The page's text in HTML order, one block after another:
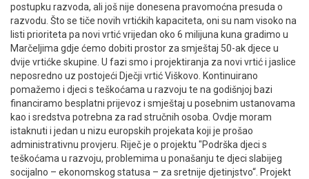
postupku razvoda, ali još nije donesena pravomoćna presuda o
razvodu. Što se tiče novih vrtićkih kapaciteta, oni su nam visoko na
listi prioriteta pa novi vrtić vrijedan oko 6 milijuna kuna gradimo u
Marčeljima gdje ćemo dobiti prostor za smještaj 50-ak djece u
dvije vrtićke skupine. U fazi smo i projektiranja za novi vrtić i jaslice
neposredno uz postojeći Dječji vrtić Viškovo. Kontinuirano
pomažemo i djeci s teškoćama u razvoju te na godišnjoj bazi
financiramo besplatni prijevoz i smještaj u posebnim ustanovama
kao i sredstva potrebna za rad stručnih osoba. Ovdje moram
istaknuti i jedan u nizu europskih projekata koji je prošao
administrativnu provjeru. Riječ je o projektu "Podrška djeci s
teškoćama u razvoju, problemima u ponašanju te djeci slabijeg
socijalno – ekonomskog statusa – za sretnije djetinjstvo“. Projekt